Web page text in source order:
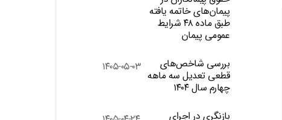
پیمان‌های خاتمه یافته
طبق ماده ۴۸ شرایط
عمومی پیمان
بررسی شاخص‌های
قطعی تعدیل سه ماهه
چهارم سال ۱۴۰۴
۱۴۰۵-۰۵-۰۳
بازنگری در اجرای